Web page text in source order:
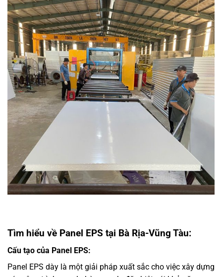
Tìm hiểu về Panel EPS tại Bà Rịa-Vũng Tàu:
Cấu tạo của Panel EPS:
Panel EPS dày là một giải pháp xuất sắc cho việc xây dựng